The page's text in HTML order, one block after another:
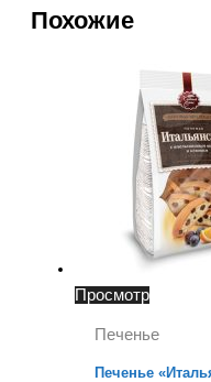
Похожие
Просмотр
Печенье
Печенье